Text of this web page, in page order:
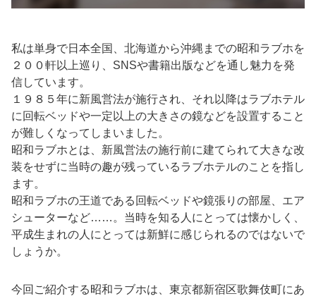
私は単身で日本全国、北海道から沖縄までの昭和ラブホを
２００軒以上巡り、SNSや書籍出版などを通し魅力を発
信しています。
１９８５年に新風営法が施行され、それ以降はラブホテル
に回転ベッドや一定以上の大きさの鏡などを設置すること
が難しくなってしまいました。
昭和ラブホとは、新風営法の施行前に建てられて大きな改
装をせずに当時の趣が残っているラブホテルのことを指し
ます。
昭和ラブホの王道である回転ベッドや鏡張りの部屋、エア
シューターなど……。当時を知る人にとっては懐かしく、
平成生まれの人にとっては新鮮に感じられるのではないで
しょうか。
今回ご紹介する昭和ラブホは、東京都新宿区歌舞伎町にあ